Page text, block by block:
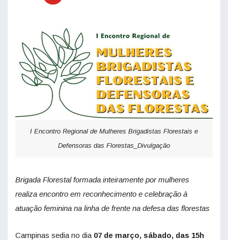
I Encontro Regional de Mulheres Brigadistas Florestais e
Defensoras das Florestas_Divulgação
Brigada Florestal formada inteiramente por mulheres
realiza encontro em reconhecimento e celebração à
atuação feminina na linha de frente na defesa das florestas
Campinas sedia no dia 07 de março, sábado, das 15h